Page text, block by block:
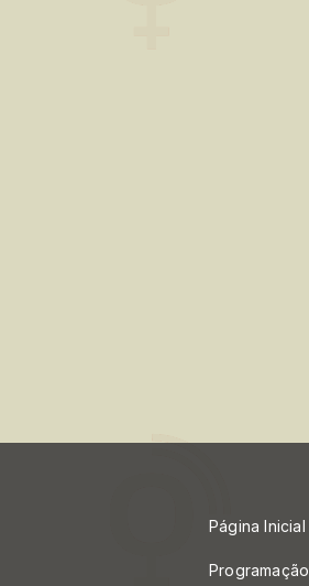
Página Inicial
Programação